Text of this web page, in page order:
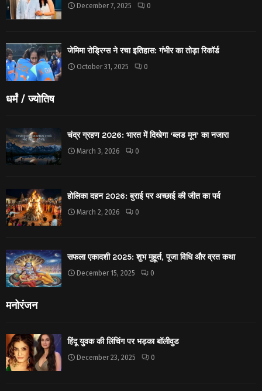
December 7, 2025 0
जेमिमा रोड्रिग्स ने रचा इतिहास: गंभीर का तोड़ा रिकॉर्ड
October 31, 2025 0
धर्मं / ज्योतिष
चंद्र ग्रहण 2026: भारत में दिखेगा ‘ब्लड मून’ का नजारा
March 3, 2026 0
होलिका दहन 2026: बुराई पर अच्छाई की जीत का पर्व
March 2, 2026 0
सफला एकादशी 2025: शुभ मुहूर्त, पूजा विधि और व्रत कथा
December 15, 2025 0
मनोरंजन
हिंदू युवक की लिंचिंग पर भड़का बॉलीवुड
December 23, 2025 0